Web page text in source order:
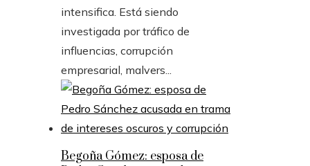
intensifica. Está siendo
investigada por tráfico de
influencias, corrupción
empresarial, malvers...
Begoña Gómez: esposa de